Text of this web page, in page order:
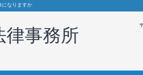
になりますか
律事務所